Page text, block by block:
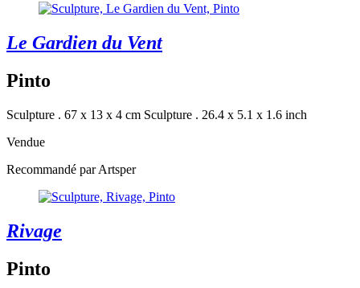
Le Gardien du Vent
Pinto
Sculpture . 67 x 13 x 4 cm Sculpture . 26.4 x 5.1 x 1.6 inch
Vendue
Recommandé par Artsper
Rivage
Pinto